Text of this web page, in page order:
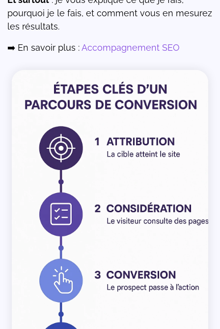
pourquoi je le fais, et comment vous en mesurez
les résultats.
➡️ En savoir plus :Accompagnement SEO